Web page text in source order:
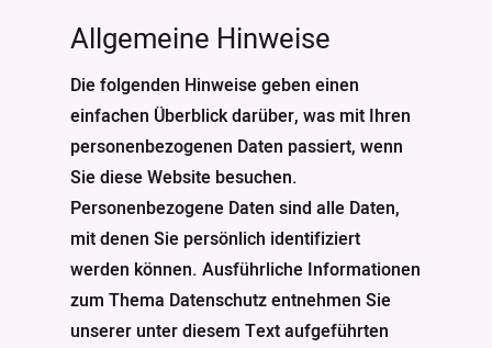
Allgemeine Hinweise
Die folgenden Hinweise geben einen
einfachen Überblick darüber, was mit Ihren
personenbezogenen Daten passiert, wenn
Sie diese Website besuchen.
Personenbezogene Daten sind alle Daten,
mit denen Sie persönlich identifiziert
werden können. Ausführliche Informationen
zum Thema Datenschutz entnehmen Sie
unserer unter diesem Text aufgeführten